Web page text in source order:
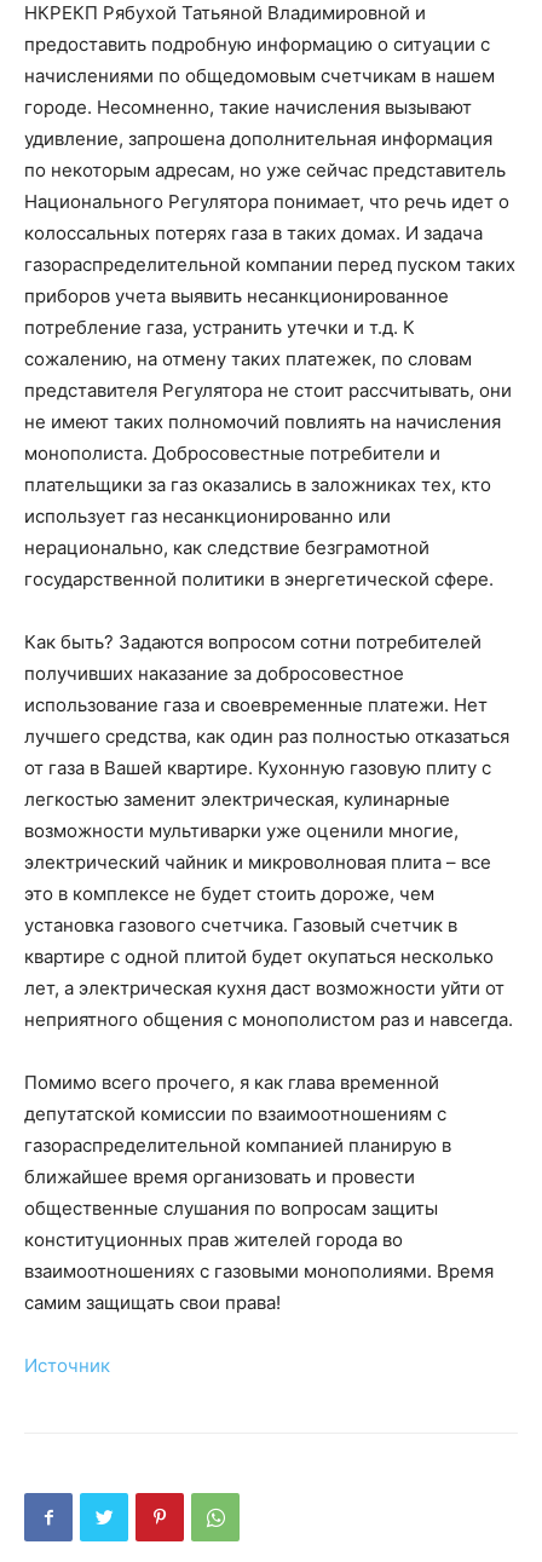
НКРЕКП Рябухой Татьяной Владимировной и
предоставить подробную информацию о ситуации с
начислениями по общедомовым счетчикам в нашем
городе. Несомненно, такие начисления вызывают
удивление, запрошена дополнительная информация
по некоторым адресам, но уже сейчас представитель
Национального Регулятора понимает, что речь идет о
колоссальных потерях газа в таких домах. И задача
газораспределительной компании перед пуском таких
приборов учета выявить несанкционированное
потребление газа, устранить утечки и т.д. К
сожалению, на отмену таких платежек, по словам
представителя Регулятора не стоит рассчитывать, они
не имеют таких полномочий повлиять на начисления
монополиста. Добросовестные потребители и
плательщики за газ оказались в заложниках тех, кто
использует газ несанкционированно или
нерационально, как следствие безграмотной
государственной политики в энергетической сфере.
Как быть? Задаются вопросом сотни потребителей
получивших наказание за добросовестное
использование газа и своевременные платежи. Нет
лучшего средства, как один раз полностью отказаться
от газа в Вашей квартире. Кухонную газовую плиту с
легкостью заменит электрическая, кулинарные
возможности мультиварки уже оценили многие,
электрический чайник и микроволновая плита – все
это в комплексе не будет стоить дороже, чем
установка газового счетчика. Газовый счетчик в
квартире с одной плитой будет окупаться несколько
лет, а электрическая кухня даст возможности уйти от
неприятного общения с монополистом раз и навсегда.
Помимо всего прочего, я как глава временной
депутатской комиссии по взаимоотношениям с
газораспределительной компанией планирую в
ближайшее время организовать и провести
общественные слушания по вопросам защиты
конституционных прав жителей города во
взаимоотношениях с газовыми монополиями. Время
самим защищать свои права!
Источник